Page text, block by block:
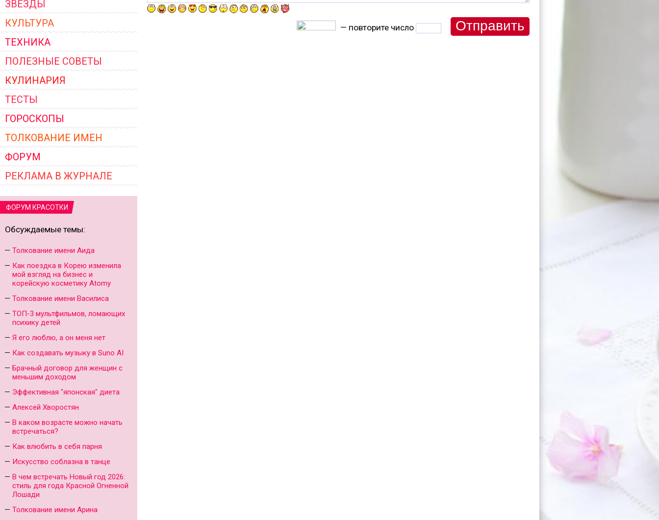
ЗВЁЗДЫ
КУЛЬТУРА
ТЕХНИКА
ПОЛЕЗНЫЕ СОВЕТЫ
КУЛИНАРИЯ
ТЕСТЫ
ГОРОСКОПЫ
ТОЛКОВАНИЕ ИМЕН
ФОРУМ
РЕКЛАМА В ЖУРНАЛЕ
ФОРУМ КРАСОТКИ
Обсуждаемые темы:
Толкование имени Аида
Как поездка в Корею изменила
мой взгляд на бизнес и
корейскую косметику Atomy
Толкование имени Василиса
ТОП-3 мультфильмов, ломающих
психику детей
Я его люблю, а он меня нет
Как создавать музыку в Suno AI
Брачный договор для женщин с
меньшим доходом
Эффективная "японская" диета
Алексей Хворостян
В каком возрасте можно начать
встречаться?
Как влюбить в себя парня
Искусство соблазна в танце
В чем встречать Новый год 2026:
стиль для года Красной Огненной
Лошади
Толкование имени Арина
— повторите число